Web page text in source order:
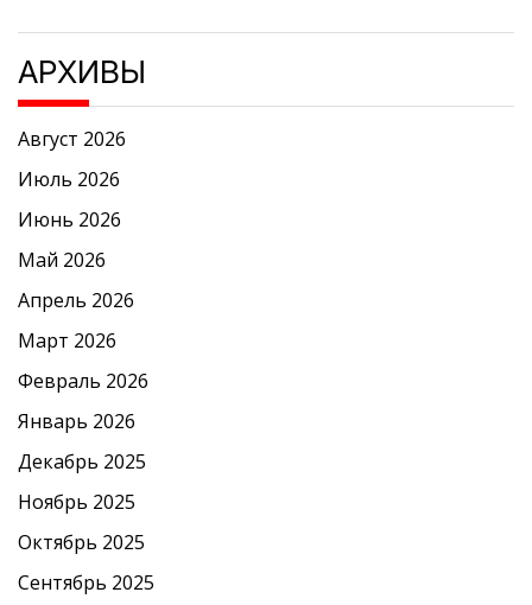
АРХИВЫ
Август 2026
Июль 2026
Июнь 2026
Май 2026
Апрель 2026
Март 2026
Февраль 2026
Январь 2026
Декабрь 2025
Ноябрь 2025
Октябрь 2025
Сентябрь 2025